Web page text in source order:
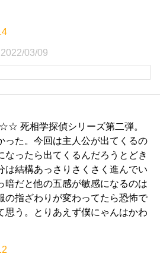
2022/03/09
死相学探偵シリーズ第二弾。
った。今回は主人公が出てくるの
なったら出てくるんだろうとどき
は結構あっさりさくさく進んでい
暗だと他の五感が敏感になるのは
の指ざわりが変わってたら恐怖で
思う。とりあえず僕にゃんはかわ